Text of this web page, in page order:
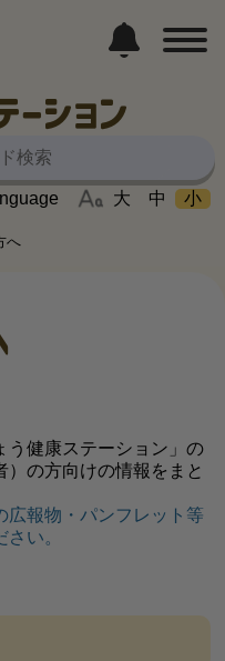
ション
大 中 小
へ
う健康ステーション」の
の方向けの情報をまと
報物・パンフレット等
い。